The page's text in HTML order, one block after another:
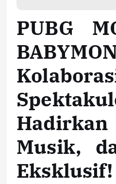
PUBG
Musik,
Eksklusif!